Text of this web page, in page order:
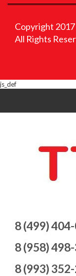
Copyright
All Rights
js_def
8 (499)
8 (958)
8 (993)